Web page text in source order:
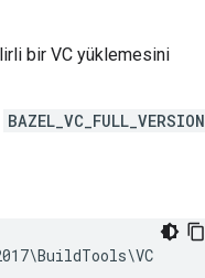
bir VC yüklemesini
BAZEL_VC_FULL_VERSION